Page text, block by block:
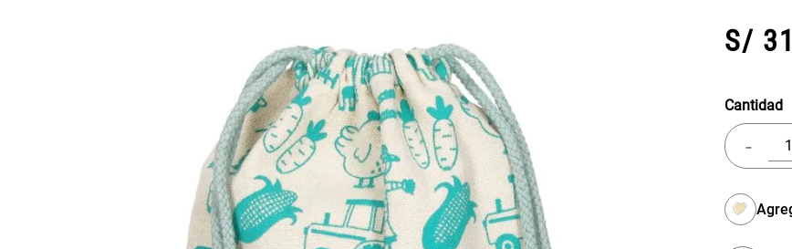
S/ 31
Cantidad
-
Cortinas
Individuales